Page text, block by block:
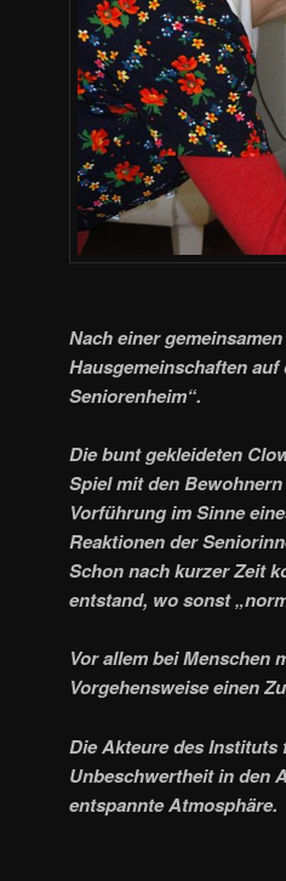
Nach einer
Hausgemeinschaften
Seniorenheim“.
Die bunt gekleideten
Spiel mit den
Vorführung im Sinne
Reaktionen der
Schon nach kurzer Zeit
entstand, wo sonst
Vor allem bei Menschen
Vorgehensweise einen
Die Akteure des
Unbeschwertheit in den
entspannte Atmosphäre.